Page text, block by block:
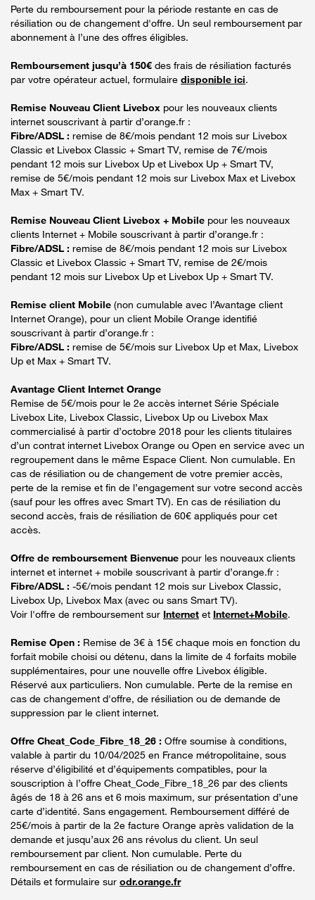
Perte du remboursement pour la période restante en cas de
résiliation ou de changement d'offre. Un seul remboursement par
abonnement à l’une des offres éligibles.
Remboursement jusqu’à 150€ des frais de résiliation facturés
par votre opérateur actuel, formulaire disponible ici.
Remise Nouveau Client Livebox pour les nouveaux clients
internet souscrivant à partir d’orange.fr :
Fibre/ADSL : remise de 8€/mois pendant 12 mois sur Livebox
Classic et Livebox Classic + Smart TV, remise de 7€/mois
pendant 12 mois sur Livebox Up et Livebox Up + Smart TV,
remise de 5€/mois pendant 12 mois sur Livebox Max et Livebox
Max + Smart TV.
Remise Nouveau Client Livebox + Mobile pour les nouveaux
clients Internet + Mobile souscrivant à partir d’orange.fr :
Fibre/ADSL : remise de 8€/mois pendant 12 mois sur Livebox
Classic et Livebox Classic + Smart TV, remise de 2€/mois
pendant 12 mois sur Livebox Up et Livebox Up + Smart TV.
Remise client Mobile (non cumulable avec l’Avantage client
Internet Orange), pour un client Mobile Orange identifié
souscrivant à partir d’orange.fr :
Fibre/ADSL : remise de 5€/mois sur Livebox Up et Max, Livebox
Up et Max + Smart TV.
Avantage Client Internet Orange
Remise de 5€/mois pour le 2e accès internet Série Spéciale
Livebox Lite, Livebox Classic, Livebox Up ou Livebox Max
commercialisé à partir d’octobre 2018 pour les clients titulaires
d’un contrat internet Livebox Orange ou Open en service avec un
regroupement dans le même Espace Client. Non cumulable. En
cas de résiliation ou de changement de votre premier accès,
perte de la remise et fin de l’engagement sur votre second accès
(sauf pour les offres avec Smart TV). En cas de résiliation du
second accès, frais de résiliation de 60€ appliqués pour cet
accès.
Offre de remboursement Bienvenue pour les nouveaux clients
internet et internet + mobile souscrivant à partir d’orange.fr :
Fibre/ADSL : -5€/mois pendant 12 mois sur Livebox Classic,
Livebox Up, Livebox Max (avec ou sans Smart TV).
Voir l'offre de remboursement sur Internet et Internet+Mobile.
Remise Open : Remise de 3€ à 15€ chaque mois en fonction du
forfait mobile choisi ou détenu, dans la limite de 4 forfaits mobile
supplémentaires, pour une nouvelle offre Livebox éligible.
Réservé aux particuliers. Non cumulable. Perte de la remise en
cas de changement d'offre, de résiliation ou de demande de
suppression par le client internet.
Offre Cheat_Code_Fibre_18_26 : Offre soumise à conditions,
valable à partir du 10/04/2025 en France métropolitaine, sous
réserve d’éligibilité et d’équipements compatibles, pour la
souscription à l’offre Cheat_Code_Fibre_18_26 par des clients
âgés de 18 à 26 ans et 6 mois maximum, sur présentation d’une
carte d’identité. Sans engagement. Remboursement différé de
25€/mois à partir de la 2e facture Orange après validation de la
demande et jusqu’aux 26 ans révolus du client. Un seul
remboursement par client. Non cumulable. Perte du
remboursement en cas de résiliation ou de changement d’offre.
Détails et formulaire sur odr.orange.fr